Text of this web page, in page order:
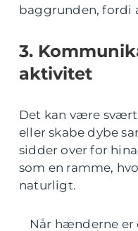
baggrunden, fordi
3.
aktivitet
Det kan være
eller skabe dybe
sidder over for
som en ramme,
naturligt.
Når hænderne er